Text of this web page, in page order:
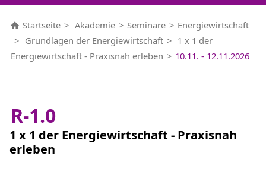
Startseite Akademie Seminare
Energiewirtschaft
Grundlagen der Energiewirtschaft
1 x 1 der
Energiewirtschaft - Praxisnah erleben
10.11. - 12.11.2026
R-1.0
1 x 1 der Energiewirtschaft - Praxisnah
erleben